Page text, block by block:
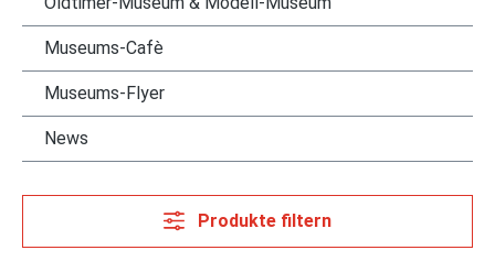
Museums-Cafè
Museums-Flyer
News
Produkte filtern